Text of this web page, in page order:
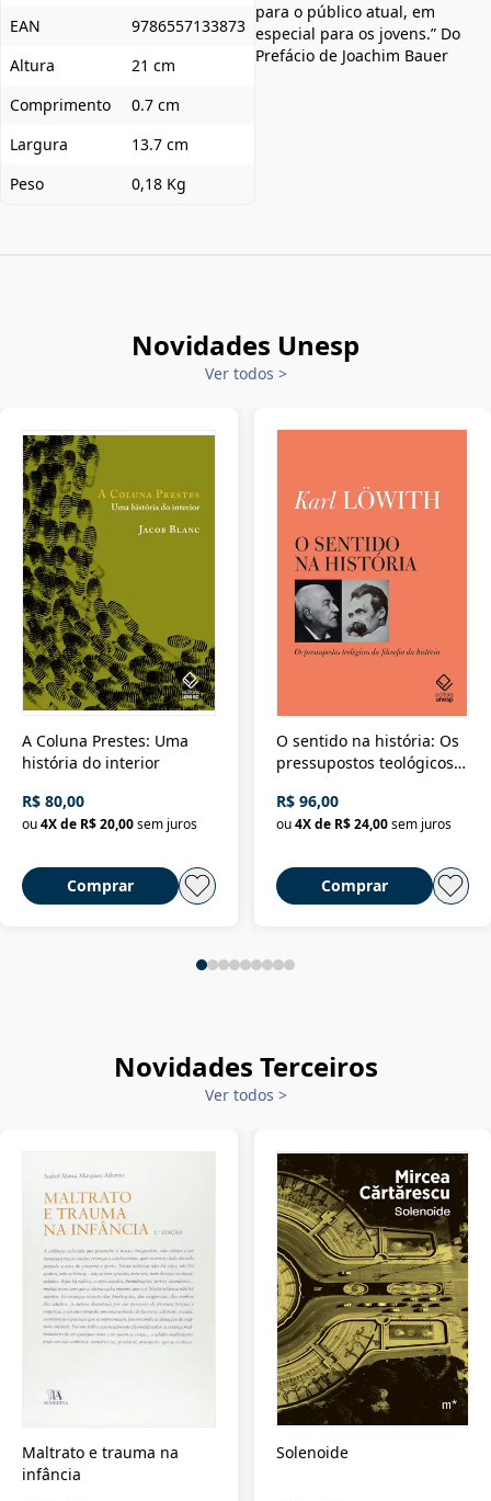
EAN
9786557133873
Altura
21 cm
Comprimento
0.7 cm
Largura
13.7 cm
Peso
0,18 Kg
para o público atual, em
especial para os jovens.” Do
Prefácio de Joachim Bauer
Novidades Unesp
Ver todos >
A Coluna Prestes: Uma
história do interior
R$ 80,00
ou4X de R$ 20,00sem juros
Comprar
O sentido na história: Os
pressupostos teológicos
R$ 96,00
ou 4X de R$ 24,00 sem juros
Comprar
Novidades Terceiros
Ver todos >
Maltrato e trauma na
infância
Solenoide